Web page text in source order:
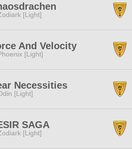
[Light]
And Velocity
[Light]
Necessities
[Light]
SAGA
[Light]